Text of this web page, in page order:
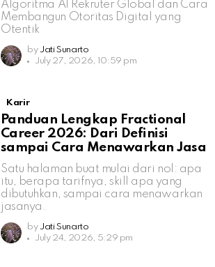
Algoritma AI Rekruter Global dan Cara
Membangun Otoritas Digital yang
Otentik
by Jati Sunarto
July 27, 2026, 10:59 pm
Karir
Panduan Lengkap Fractional
Career 2026: Dari Definisi
sampai Cara Menawarkan Jasa
Satu halaman buat mulai dari nol: apa
itu, berapa tarifnya, skill apa yang
dibutuhkan, sampai cara menawarkan
jasanya.
by Jati Sunarto
July 24, 2026, 5:29 pm